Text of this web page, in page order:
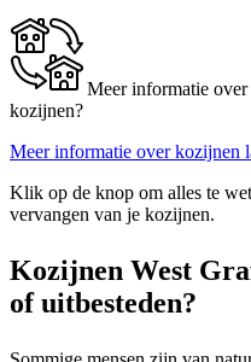
Meer informatie
kozijnen?
Meer informatie over kozijnen
Klik op de knop om alles te
vervangen van je kozijnen.
Kozijnen West
of uitbesteden?